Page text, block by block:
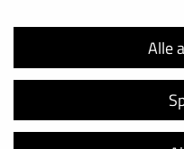
Großanlagen
Gebraucht
Alle